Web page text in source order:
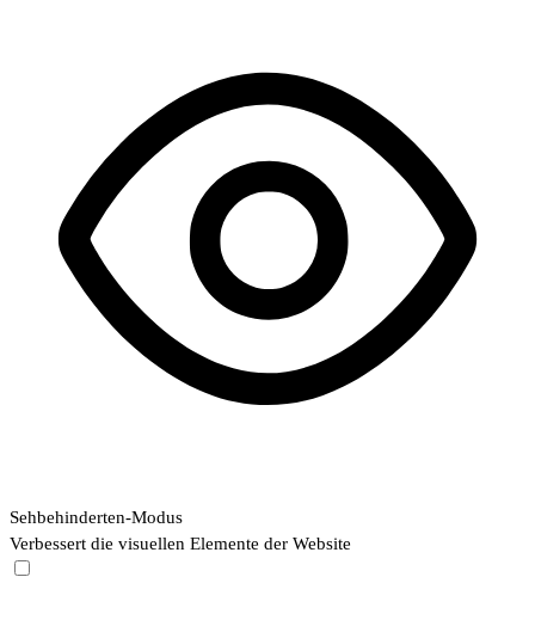
Sehbehinderten-Modus
Verbessert die visuellen Elemente der Website